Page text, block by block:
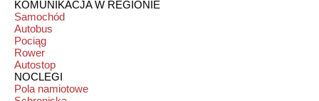
KOMUNIKACJA W REGIONIE
Samochód
Autobus
Pociąg
Rower
Autostop
NOCLEGI
Pola namiotowe